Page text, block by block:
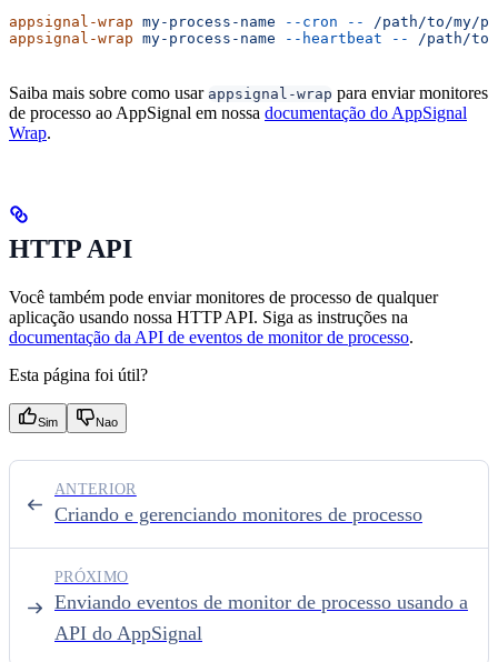
appsignal-wrap my-process-name --cron --
/path/to/my/
appsignal-wrap my-process-name --heartbeat -- /path/to/
Saiba mais sobre como usar appsignal-wrap para enviar monitores
de processo ao AppSignal em nossa documentação do AppSignal
Wrap.
HTTP API
Você também pode enviar monitores de processo de qualquer
aplicação usando nossa HTTP API. Siga as instruções na
documentação da API de eventos de monitor de processo.
Esta página foi útil?
Sim Nao
Criando e gerenciando monitores de processo
ANTERIOR
Enviando eventos de monitor de processo usando a
API do AppSignal
PRÓXIMO